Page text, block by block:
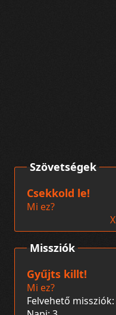
Missziók
Gyűjts killt!
Mi ez?
Felvehető missziók:
Szövetségek
Csekkold le!
Mi ez?
X